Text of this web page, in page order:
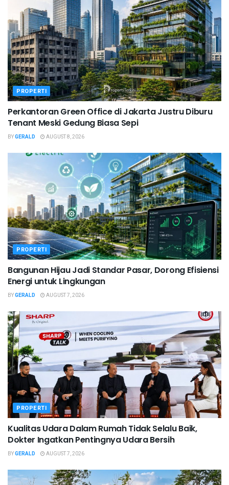
PROPERTI
Perkantoran Green Office di Jakarta Justru Diburu
Tenant Meski Gedung Biasa Sepi
BYGERALD AUGUST 8, 2026
PROPERTI
Bangunan Hijau Jadi Standar Pasar, Dorong Efisiensi
Energi untuk Lingkungan
BYGERALD AUGUST 7, 2026
PROPERTI
Kualitas Udara Dalam Rumah Tidak Selalu Baik,
Dokter Ingatkan Pentingnya Udara Bersih
BYGERALD AUGUST 7, 2026